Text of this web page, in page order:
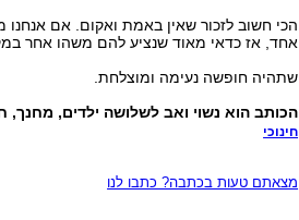
הכי חשוב לזכור שאין באמת ואקום. אם
אחד, אז כדאי מאוד שנציע להם משהו אחר
שתהיה חופשה נעימה ומוצלחת.
הכותב הוא נשוי ואב לשלושה ילדים, מחנך,
חינוכי
מצאתם טעות בכתבה? כתבו לנו